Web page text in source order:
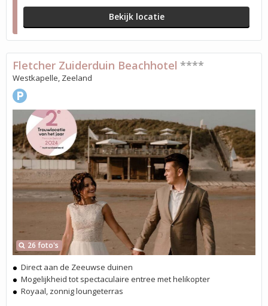
Bekijk locatie
26 foto's
Fletcher Zuiderduin Beachhotel ****
Westkapelle, Zeeland
Direct aan de Zeeuwse duinen
Mogelijkheid tot spectaculaire entree met helikopter
Royaal, zonnig loungeterras